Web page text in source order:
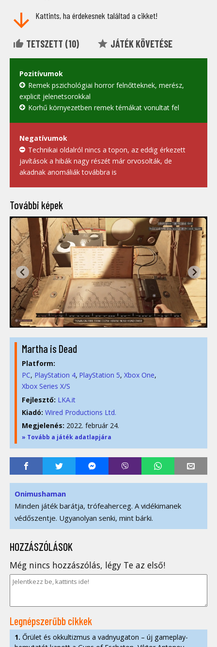
Kattints, ha érdekesnek találtad a cikket!
TETSZETT (10) JÁTÉK KÖVETÉSE
Pozitívumok
Remek pszichológiai horror felnőtteknek, merész,
explicit jelenetsorokkal
Korhű környezetben remek témákat vonultat fel
Negatívumok
Technikai oldalról nincs a topon, az eddig érkezett
javítások a hibák nagy részét már orvosolták, de
akadnak anomáliák továbbra is
További képek
Martha is Dead
Platform:
PC PlayStation 4 PlayStation 5 Xbox One
Xbox Series X/S
Fejlesztő: LKA.it
Kiadó: Wired Productions Ltd.
Megjelenés: 2022. február 24.
» Tovább a játék adatlapjára
Onimushaman
Minden játék barátja, trófeaherceg. A vidékimanek
védőszentje. Ugyanolyan senki, mint bárki.
HOZZÁSZÓLÁSOK
Még nincs hozzászólás, légy Te az első!
Legnépszerűbb cikkek
1. Őrület és okkultizmus a vadnyugaton – új gameplay-